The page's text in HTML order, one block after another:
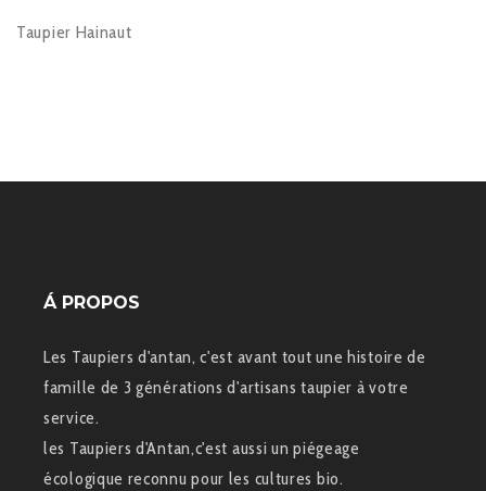
Taupier Hainaut
Á PROPOS
Les Taupiers d'antan, c'est avant tout une histoire de
famille de 3 générations d'artisans taupier à votre
service.
les Taupiers d'Antan,c'est aussi un piégeage
écologique reconnu pour les cultures bio.